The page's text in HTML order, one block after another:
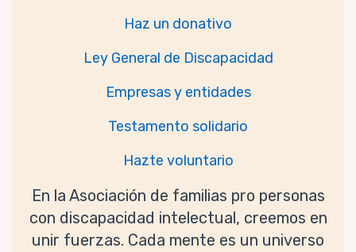
Haz un donativo
Ley General de Discapacidad
Empresas y entidades
Testamento solidario
Hazte voluntario
En la Asociación de familias pro personas
con discapacidad intelectual, creemos en
unir fuerzas. Cada mente es un universo